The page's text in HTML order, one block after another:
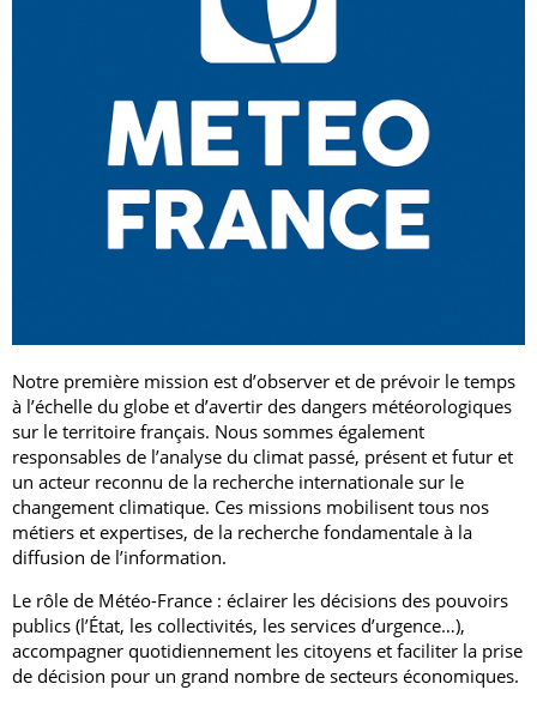
Notre première mission est d’observer et de prévoir le temps
à l’échelle du globe et d’avertir des dangers météorologiques
sur le territoire français. Nous sommes également
responsables de l’analyse du climat passé, présent et futur et
un acteur reconnu de la recherche internationale sur le
changement climatique. Ces missions mobilisent tous nos
métiers et expertises, de la recherche fondamentale à la
diffusion de l’information.
Le rôle de Météo-France : éclairer les décisions des pouvoirs
publics (l’État, les collectivités, les services d’urgence…),
accompagner quotidiennement les citoyens et faciliter la prise
de décision pour un grand nombre de secteurs économiques.